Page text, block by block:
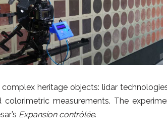
heritage objects: lidar
measurements. The
Expansion contrôlée.